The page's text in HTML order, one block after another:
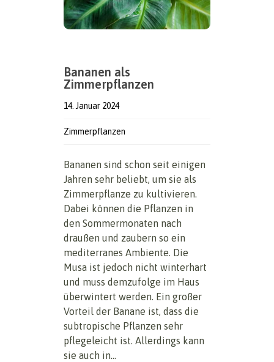
Bananen als
Zimmerpflanzen
14. Januar 2024
Zimmerpflanzen
Bananen sind schon seit einigen
Jahren sehr beliebt, um sie als
Zimmerpflanze zu kultivieren.
Dabei können die Pflanzen in
den Sommermonaten nach
draußen und zaubern so ein
mediterranes Ambiente. Die
Musa ist jedoch nicht winterhart
und muss demzufolge im Haus
überwintert werden. Ein großer
Vorteil der Banane ist, dass die
subtropische Pflanzen sehr
pflegeleicht ist. Allerdings kann
sie auch in...